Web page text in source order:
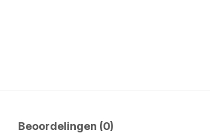
Beoordelingen (0)